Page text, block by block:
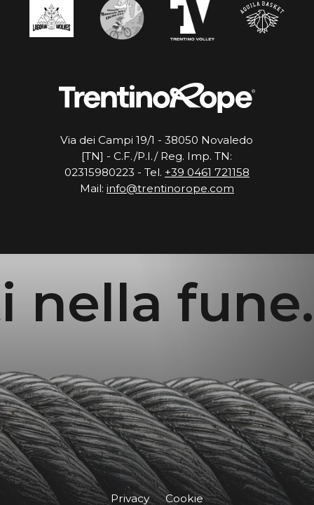
Via dei Campi 19/1 - 38050 Novaledo
[TN] - C.F./P.I./ Reg. Imp. TN:
02315980223 - Tel. +39 0461 721158
Mail: info@trentinorope.com
fune.
Privacy Cookie